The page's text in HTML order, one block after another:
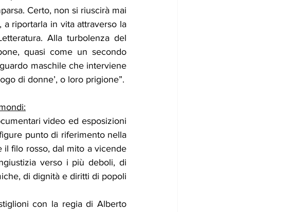
Certo, non si riuscirà mai
riportarla in vita attraverso la
Alla turbolenza del
quasi come un secondo
maschile che interviene
di donne’, o loro prigione”.
video ed esposizioni
punto di riferimento nella
filo rosso, dal mito a vicende
verso i più deboli, di
di dignità e diritti di popoli
con la regia di Alberto